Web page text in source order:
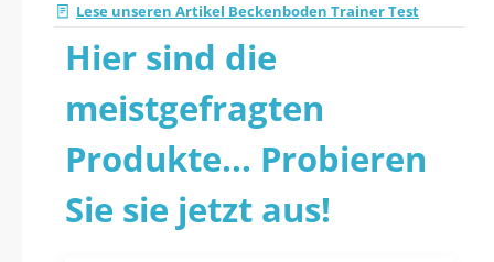
Lese unseren Artikel Beckenboden Trainer Test
Hier sind die
meistgefragten
Produkte... Probieren
Sie sie jetzt aus!